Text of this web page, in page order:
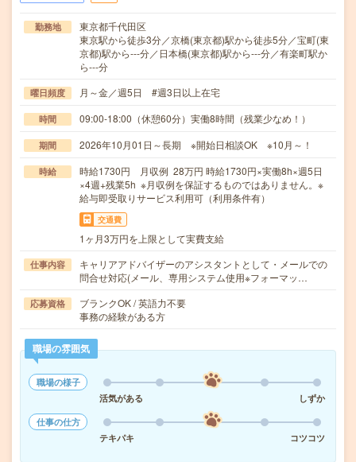
勤務地
東京都千代田区
東京駅から徒歩3分／京橋(東京都)駅から徒歩5分／宝町(東
京都)駅から---分／日本橋(東京都)駅から---分／有楽町駅か
ら---分
曜日頻度 月～金／週5日 #週3日以上在宅
時間 09:00-18:00（休憩60分）実働8時間（残業少なめ！）
期間 2026年10月01日～長期 ※開始日相談OK ※10月～！
時給
時給1730円 月収例 28万円 時給1730円×実働8h×週5日
×4週+残業5h ※月収例を保証するものではありません。※
給与即受取りサービス利用可（利用条件有）
交通費
1ヶ月3万円を上限として実費支給
仕事内容
キャリアアドバイザーのアシスタントとして・メールでの
問合せ対応(メール、専用システム使用※フォーマッ…
応募資格
ブランクOK / 英語力不要
事務の経験がある方
職場の雰囲気
職場の様子
活気がある
しずか
仕事の仕方
テキパキ
コツコツ